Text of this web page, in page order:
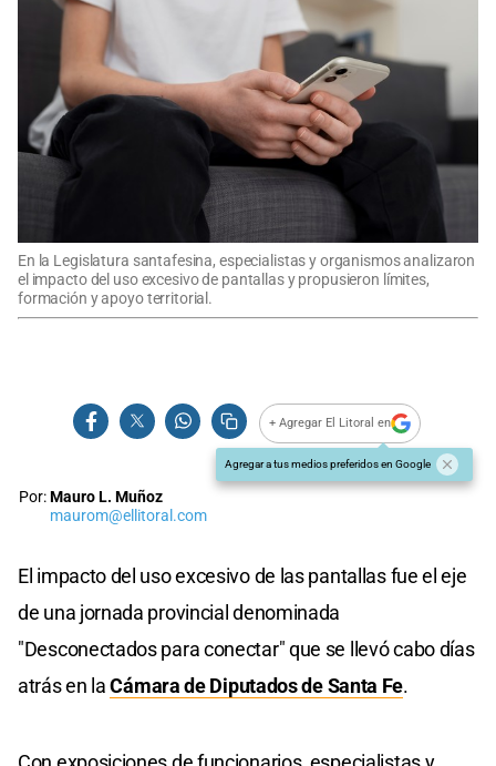
En la Legislatura santafesina, especialistas y organismos analizaron
el impacto del uso excesivo de pantallas y propusieron límites,
formación y apoyo territorial.
+ Agregar El Litoral en
Agregar a tus medios preferidos en Google
Por:Mauro L. Muñoz
maurom@ellitoral.com
El impacto del uso excesivo de las pantallas fue el eje
de una jornada provincial denominada
"Desconectados para conectar" que se llevó cabo días
atrás en laCámara de Diputados de Santa Fe.